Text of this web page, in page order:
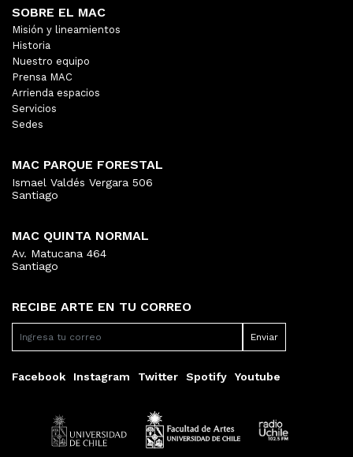
RECIBE ARTE EN TU CORREO
Facebook Instagram Twitter Spotify Youtube
SOBRE EL MAC
Misión y lineamientos
Historia
Nuestro equipo
Prensa MAC
Arrienda espacios
Servicios
Sedes
MAC PARQUE FORESTAL
Ismael Valdés Vergara 506
Santiago
MAC QUINTA NORMAL
Av. Matucana 464
Santiago